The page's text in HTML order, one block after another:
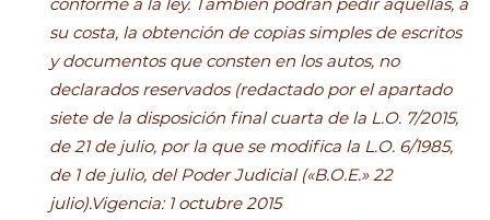
su costa, la obtención de copias simples de escritos
y documentos que consten en los autos, no
declarados reservados (redactado por el apartado
siete de la disposición final cuarta de la L.O. 7/2015,
de 21 de julio, por la que se modifica la L.O. 6/1985,
de 1 de julio, del Poder Judicial («B.O.E.» 22
julio).Vigencia: 1 octubre 2015